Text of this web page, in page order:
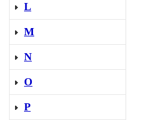
L
M
N
O
P